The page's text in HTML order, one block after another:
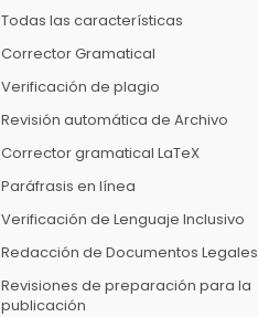
Todas las características
Corrector Gramatical
Verificación de plagio
Revisión automática de Archivo
Corrector gramatical LaTeX
Paráfrasis en línea
Verificación de Lenguaje Inclusivo
Redacción de Documentos Legales
Revisiones de preparación para la
publicación